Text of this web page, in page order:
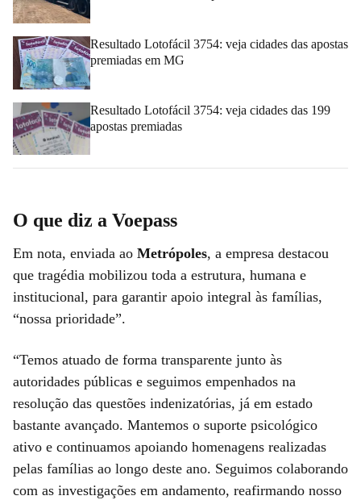
Resultado Lotofácil 3754: veja cidades das apostas
premiadas em MG
Resultado Lotofácil 3754: veja cidades das 199
apostas premiadas
O que diz a Voepass
Em nota, enviada ao Metrópoles, a empresa destacou
que tragédia mobilizou toda a estrutura, humana e
institucional, para garantir apoio integral às famílias,
“nossa prioridade”.
“Temos atuado de forma transparente junto às
autoridades públicas e seguimos empenhados na
resolução das questões indenizatórias, já em estado
bastante avançado. Mantemos o suporte psicológico
ativo e continuamos apoiando homenagens realizadas
pelas famílias ao longo deste ano. Seguimos colaborando
com as investigações em andamento, reafirmando nosso